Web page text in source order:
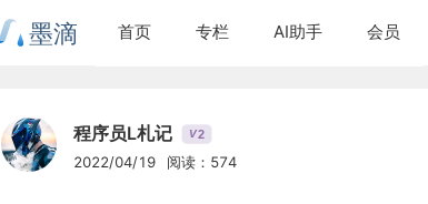
墨滴 首页 专栏 AI助手 会员
程序员L札记 V2
2022/04/19 阅读：574